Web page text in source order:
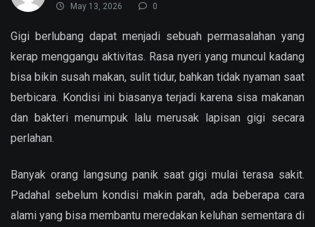
May 13, 2026 0
Gigi berlubang dapat menjadi sebuah permasalahan yang
kerap menggangu aktivitas. Rasa nyeri yang muncul kadang
bisa bikin susah makan, sulit tidur, bahkan tidak nyaman saat
berbicara. Kondisi ini biasanya terjadi karena sisa makanan
dan bakteri menumpuk lalu merusak lapisan gigi secara
perlahan.
Banyak orang langsung panik saat gigi mulai terasa sakit.
Padahal sebelum kondisi makin parah, ada beberapa cara
alami yang bisa membantu meredakan keluhan sementara di